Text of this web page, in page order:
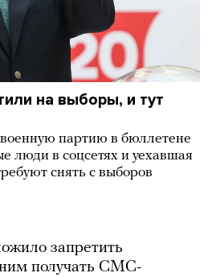
на выборы, и тут
партию в бюллетене
люди в соцсетях и уехавшая
снять с выборов
запретить
получать СМС-